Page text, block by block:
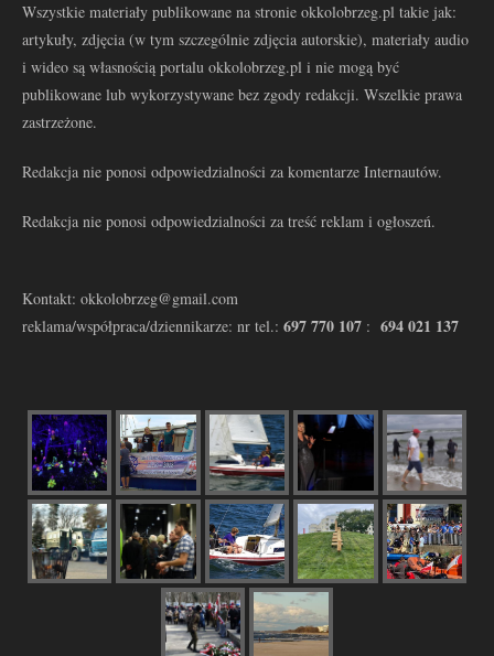
Wszystkie materiały publikowane na stronie okkolobrzeg.pl takie jak:
artykuły, zdjęcia (w tym szczególnie zdjęcia autorskie), materiały audio
i wideo są własnością portalu okkolobrzeg.pl i nie mogą być
publikowane lub wykorzystywane bez zgody redakcji. Wszelkie prawa
zastrzeżone.
Redakcja nie ponosi odpowiedzialności za komentarze Internautów.
Redakcja nie ponosi odpowiedzialności za treść reklam i ogłoszeń.
Kontakt: okkolobrzeg@gmail.com
reklama/współpraca/dziennikarze: nr tel.: 697 770 107 : 694 021 137